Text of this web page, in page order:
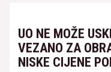
UO NE MOŽE
VEZANO ZA
NISKE CIJENE